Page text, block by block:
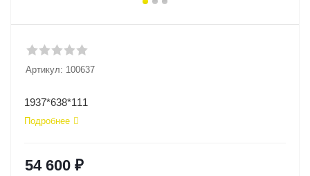
Артикул: 100637
1937*638*111
Подробнее
54 600 ₽